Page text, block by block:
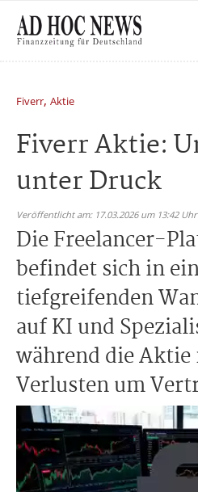
Fiverr, Aktie
Fiverr Aktie:
unter Druck
Veröffentlicht am: 17.03.2026 um 13:42
Die Freelancer-
befindet sich in
tiefgreifenden
auf KI und
während die Aktie
Verlusten um